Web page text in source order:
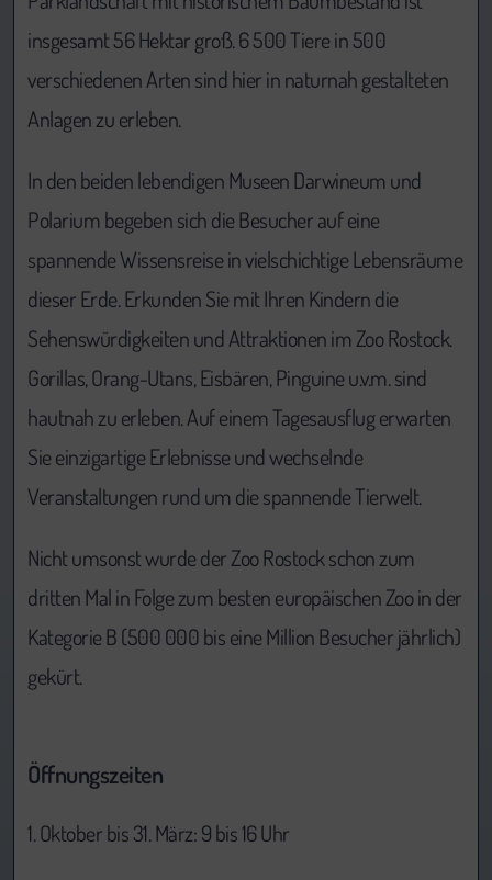
insgesamt 56 Hektar groß. 6 500 Tiere in 500
verschiedenen Arten sind hier in naturnah gestalteten
Anlagen zu erleben.
In den beiden lebendigen Museen Darwineum und
Polarium begeben sich die Besucher auf eine
spannende Wissensreise in vielschichtige Lebensräume
dieser Erde. Erkunden Sie mit Ihren Kindern die
Sehenswürdigkeiten und Attraktionen im Zoo Rostock.
Gorillas, Orang-Utans, Eisbären, Pinguine u.v.m. sind
hautnah zu erleben. Auf einem Tagesausflug erwarten
Sie einzigartige Erlebnisse und wechselnde
Veranstaltungen rund um die spannende Tierwelt.
Nicht umsonst wurde der Zoo Rostock schon zum
dritten Mal in Folge zum besten europäischen Zoo in der
Kategorie B (500 000 bis eine Million Besucher jährlich)
gekürt.
Öffnungszeiten
1. Oktober bis 31. März: 9 bis 16 Uhr